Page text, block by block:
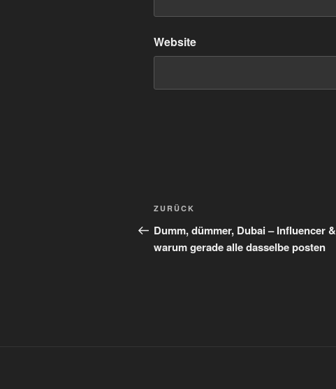
Website
Beitragsnavigation
Vorheriger
Beitrag
ZURÜCK
Dumm, dümmer, Dubai – Influencer &
warum gerade alle dasselbe posten